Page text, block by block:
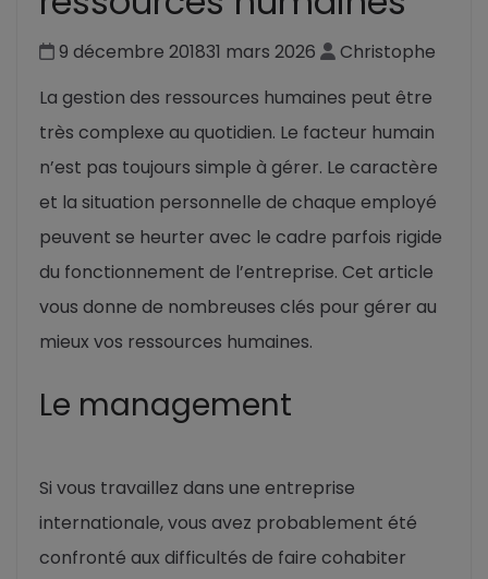
9 décembre 201831 mars 2026
Christophe
La gestion des ressources humaines peut être
très complexe au quotidien. Le facteur humain
n’est pas toujours simple à gérer. Le caractère
et la situation personnelle de chaque employé
peuvent se heurter avec le cadre parfois rigide
du fonctionnement de l’entreprise. Cet article
vous donne de nombreuses clés pour gérer au
mieux vos ressources humaines.
Le management
Si vous travaillez dans une entreprise
internationale, vous avez probablement été
confronté aux difficultés de faire cohabiter